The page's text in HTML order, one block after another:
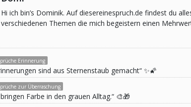
Hi ich bin’s Dominik. Auf diesereinespruch.de findest du
verschiedenen Themen die mich begeistern einen
Erinnerung
sind aus Sternenstaub gemacht“ ✨🌠
zur Überraschung
Farbe in den grauen Alltag.“ 🎨🎁